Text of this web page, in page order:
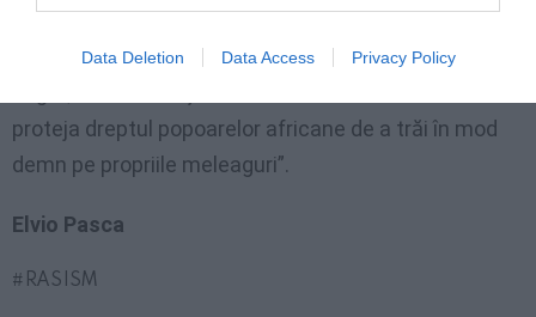
Data Deletion Data Access Privacy Policy
europene în reconstrucţia muribundului continent
proteja dreptul popoarelor africane de a trăi în mod
demn pe propriile meleaguri”.
Elvio Pasca
RASISM